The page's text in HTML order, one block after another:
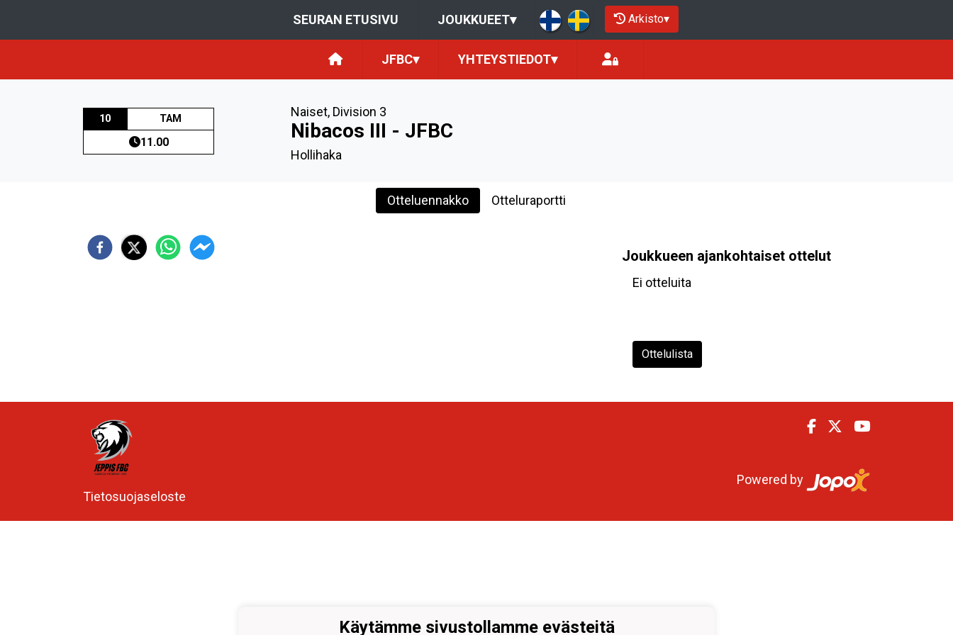
SEURAN ETUSIVU JOUKKUEET▾ Arkisto▾
JFBC▾ YHTEYSTIEDOT▾
10 TAM
11.00
Naiset, Division 3
Nibacos III - JFBC
Hollihaka
Otteluennakko Otteluraportti
Joukkueen ajankohtaiset ottelut
Ei otteluita
Ottelulista
Tietosuojaseloste
Powered by
Käytämme sivustollamme evästeitä